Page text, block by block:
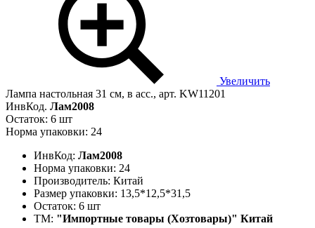
Увеличить
Лампа настольная 31 см, в асс., арт. KW11201
ИнвКод. Лам2008
Остаток: 6 шт
Норма упаковки: 24
ИнвКод: Лам2008
Норма упаковки: 24
Производитель: Китай
Размер упаковки: 13,5*12,5*31,5
Остаток: 6 шт
ТМ: "Импортные товары (Хозтовары)" Китай